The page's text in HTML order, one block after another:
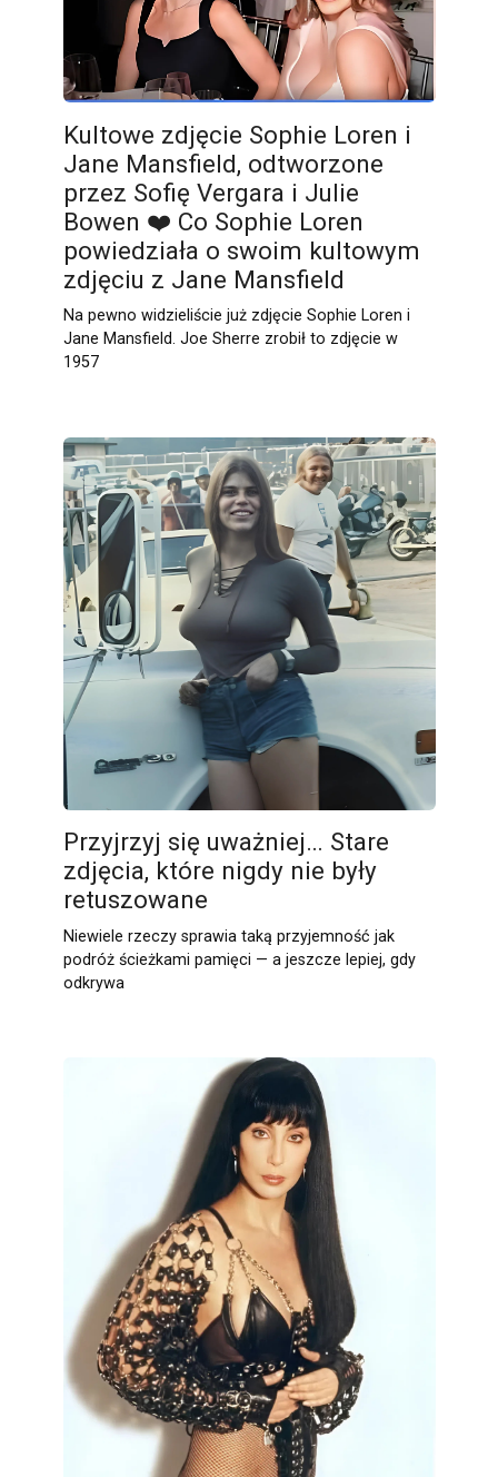
Kultowe zdjęcie Sophie Loren i
Jane Mansfield, odtworzone
przez Sofię Vergara i Julie
Bowen ❤️ Co Sophie Loren
powiedziała o swoim kultowym
zdjęciu z Jane Mansfield
Na pewno widzieliście już zdjęcie Sophie Loren i
Jane Mansfield. Joe Sherre zrobił to zdjęcie w
1957
Przyjrzyj się uważniej… Stare
zdjęcia, które nigdy nie były
retuszowane
Niewiele rzeczy sprawia taką przyjemność jak
podróż ścieżkami pamięci — a jeszcze lepiej, gdy
odkrywa